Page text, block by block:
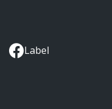
Label